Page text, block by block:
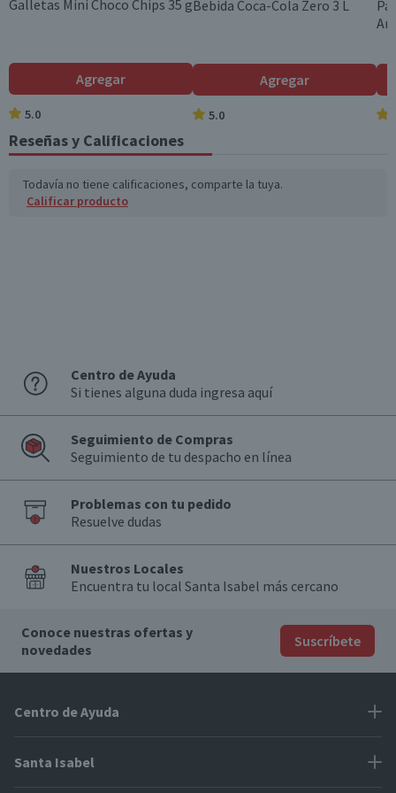
Galletas Mini Choco Chips 35 g
Agregar
5.0
Bebida Coca-Cola Zero 3 L
Agregar
5.0
Reseñas y Calificaciones
Todavía no tiene calificaciones, comparte la tuya.
Calificar producto
Centro de Ayuda
Si tienes alguna duda ingresa aquí
Seguimiento de Compras
Seguimiento de tu despacho en línea
Problemas con tu pedido
Resuelve dudas
Nuestros Locales
Encuentra tu local Santa Isabel más cercano
Conoce nuestras ofertas y
novedades
Suscríbete
Centro de Ayuda
Problemas con tu pedido
Santa Isabel